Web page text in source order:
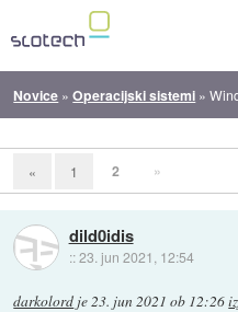
Novice »Operacijski sistemi »
« 1 2 »
dild0idis
::23. jun 2021, 12:54
darkolord je23. jun 2021 ob 12:26